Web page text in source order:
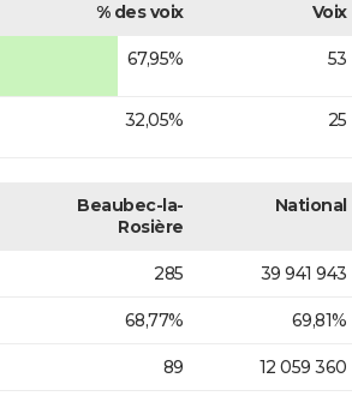
% des voix
Voix
67,95% 53
32,05% 25
Beaubec-la-
Rosière
National
285 39 941 943
68,77% 69,81%
89 12 059 360